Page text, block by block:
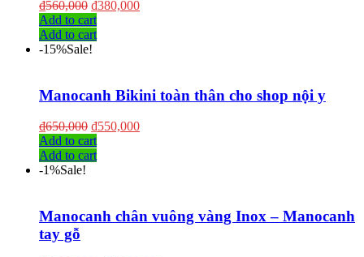
₫560,000 ₫380,000
Add to cart
Add to cart
-15%Sale!
Manocanh Bikini toàn thân cho shop nội y
₫650,000 ₫550,000
Add to cart
Add to cart
-1%Sale!
Manocanh chân vuông vàng Inox – Manocanh
tay gỗ